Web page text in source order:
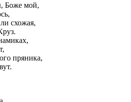
Боже мой,
схожая,
пряника,